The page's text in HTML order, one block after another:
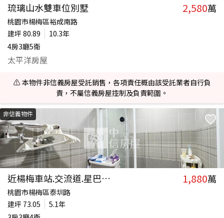
琉璃山水雙車位別墅 2,580萬
桃園市楊梅區裕成南路
建坪 80.89
10.3年
4房3廳5衛
太平洋房屋
⚠️ 本物件非信義房屋受託銷售，各項責任概由該受託業者自行負
責，不屬信義房屋控制及負責範圍。
非信義物件
近楊梅車站.交流道.星巴克電梯別墅 1,880萬
桃園市楊梅區泰圳路
建坪 73.05
5.1年